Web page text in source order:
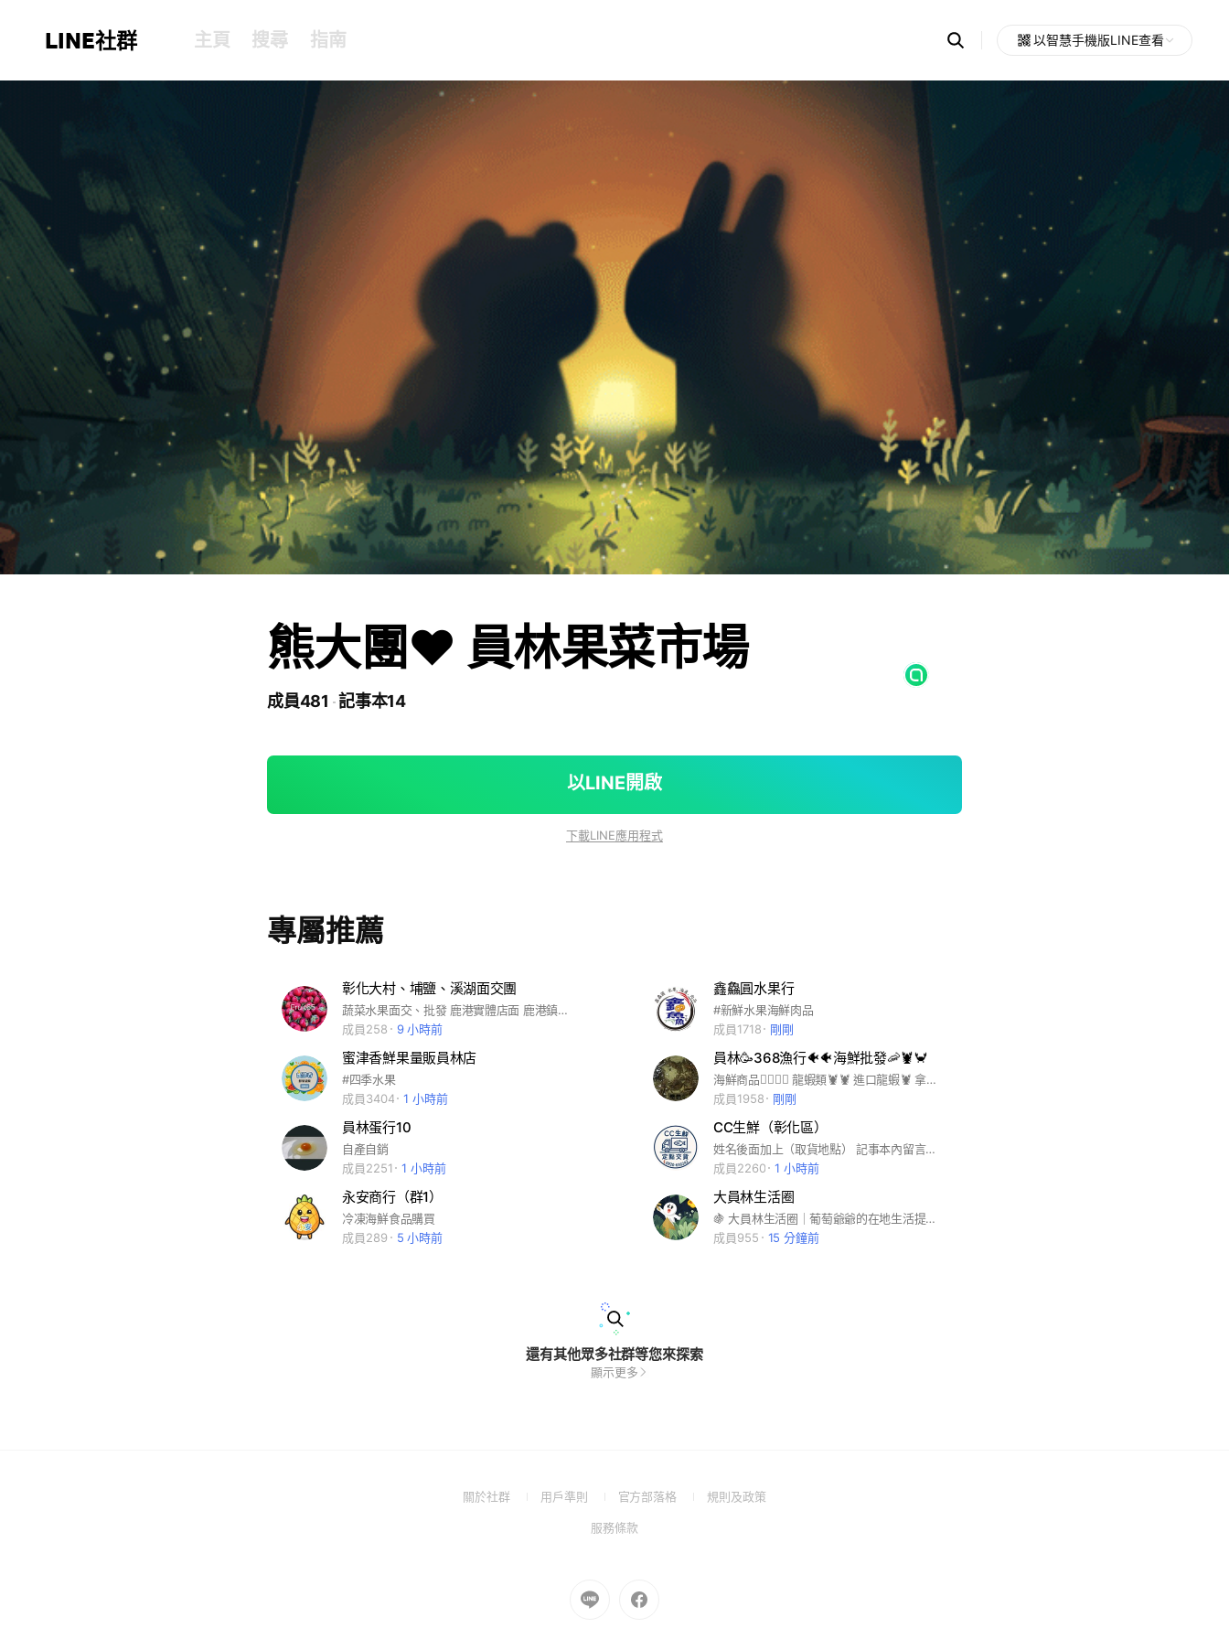
LINE社群 主頁 搜尋 指南 Search
OpenChats
messages
search
以智慧手機版LINE查看
熊大團❤️ 員林果菜市場
成員481 記事本14
以LINE開啟
下載LINE應用程式
專屬推薦
彰化大村、埔鹽、溪湖面交團
蔬菜水果面交、批發 鹿港實體店面 鹿港鎮光復路65號
成員258
9 小時前
鑫鱻圓水果行
#新鮮水果海鮮肉品
成員1718
剛剛
蜜津香鮮果量販員林店
#四季水果
成員3404
1 小時前
員林🥳368漁行🐠🐠海鮮批發🦐🦞🦀
海鮮商品💁‍♂️💁‍♂️ 龍蝦類🦞🦞 進口龍蝦🦞 拿加大波士頓龍蝦 澳洲西澳水姑娘 澳洲岩南澳龍 紐西蘭翡翠玉龍 墨西哥大紅龍 法國布列塔尼藍龍蝦 野生龍蝦🦞 青龍 竹龍 白鬚龍 珠龍 大頭龍 中華錦繡七彩龍 紅蝦姑 黑排蝦姑 紅戰車 螃蟹類🦀️ 進口 日本四大名蟹 帝王蟹 松葉蟹 花㗛蟹 毛蟹 黃金蟹 麵包蟹 大沙公 大沙母 處女蟳 紅蟳 野生蟹🦀 三點蟹 石蟹 金門蟹 藍花蟹 紅花蟹 蝦類🦐 泰國蝦 淡水小龍蝦 白蝦 草蝦 斑節蝦 黑虎蝦 澎湖明蝦 卷類🦑🐙 透抽 花枝 軟絲 章魚 蝦姑類🦐 賴尿蝦 班馬皮皮蝦 彩虹蝦 蛤或蚵仔🦪 蜆仔 赤嘴 文蛤 馬來蛤 牛奶貝 日本白貝 鮮蚵肉 東石蚵 澎湖蚵 馬祖蚵 日本厚岸 美國生蠔 螺類🐚 紅鳳螺 黑螺 白螺 角螺 木瓜螺 鮮漁貨 北中南部第一手漁船貨 可預訂特殊魚
成員1958
剛剛
員林蛋行10
自產自銷
成員2251
1 小時前
CC生鮮（彰化區）
姓名後面加上（取貨地點） 記事本內留言下單
成員2260
1 小時前
永安商行（群1）
冷凍海鮮食品購買
成員289
5 小時前
大員林生活圈
🍇 大員林生活圈｜葡萄爺爺的在地生活提案 大員林生活圈，是由「葡萄爺爺」發起與經營的一個 以員林為核心、向外擴散的在地生活共好圈。 它不只是一個地理範圍，而是一種 重新看待土地、產業與生活的方式。 🤝 三大經營主軸 1️⃣ 在地產業共好 串連農友、職人、小農、店家與中小企業 協助品牌被看見，而不是被取代 讓地方產業有 永續經營的可能 2️⃣ 生活風格與文化實踐 市集、展演、講座、生活策展 把「日常」變成風景 讓地方不只是居住，而是 值得停留 3️⃣ 人與土地的關係重建 透過故事、體驗與實際參與 讓年輕世代重新認識家鄉 讓外地人理解員林的深度，而不只是路過 大員林生活圈，是一個從土地出發， 讓產業被尊重、讓生活有溫度、 讓人願意留下來的在地生活實驗。 我是葡萄爺爺！🍇 #葡萄爺爺來了⋯⋯
成員955
15 分鐘前
還有其他眾多社群等您來探索
顯示更多
關於社群
(Open用戶準則
(Open
a
官方部落格
(Open規則及政策(Open
服務條款(Open
window)
Go
to
Go
to